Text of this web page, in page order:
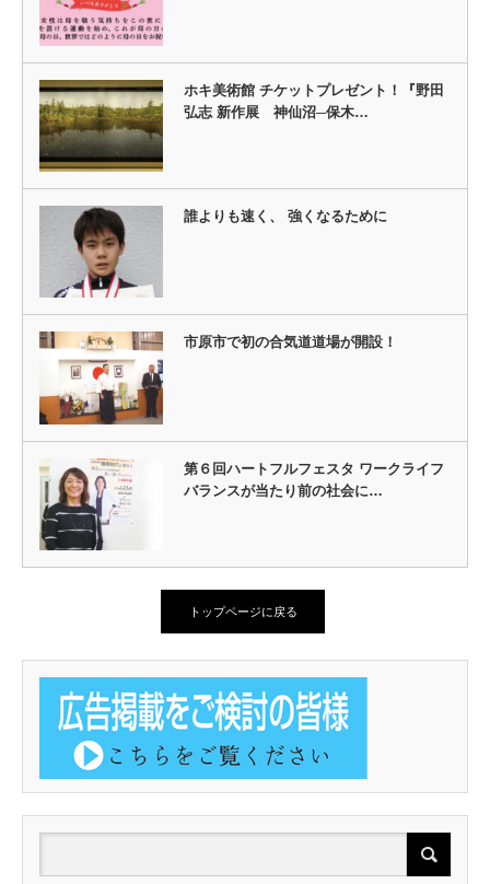
ホキ美術館 チケットプレゼント！『野田
弘志 新作展 神仙沼─保木…
誰よりも速く、 強くなるために
市原市で初の合気道道場が開設！
第６回ハートフルフェスタ ワークライフ
バランスが当たり前の社会に…
トップページに戻る